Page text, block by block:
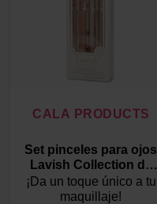
CALA PRODUCTS
Set pinceles para ojos
Lavish Collection de
Cala
¡Da un toque único a tu
maquillaje!